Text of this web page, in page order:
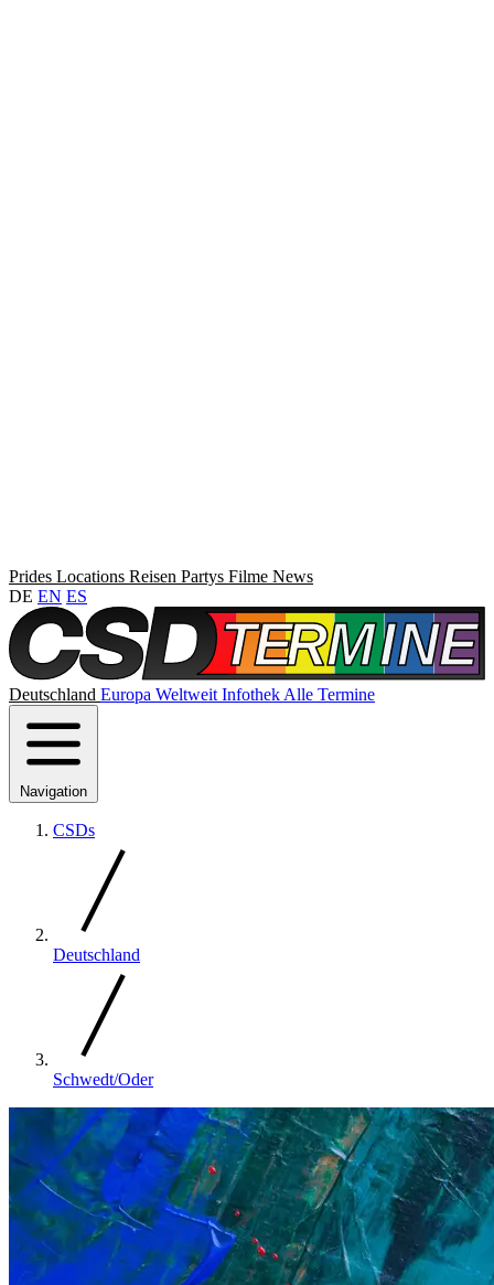
Prides Locations Reisen Partys Filme News
DE EN ES
Deutschland Europa Weltweit Infothek Alle Termine
Navigation
CSDs
Deutschland
Schwedt/Oder